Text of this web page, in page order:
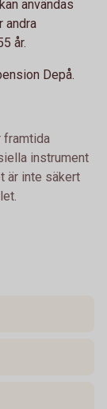
användas
andra
år.
Depå.
framtida
instrument
är inte säkert